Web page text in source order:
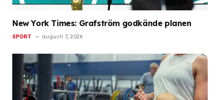
New York Times: Grafström godkände planen
SPORT augusti 7, 2026